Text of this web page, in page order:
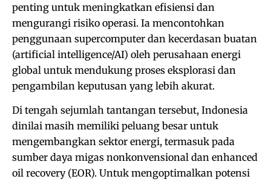
penting untuk meningkatkan efisiensi dan
mengurangi risiko operasi. Ia mencontohkan
penggunaan supercomputer dan kecerdasan buatan
(artificial intelligence/AI) oleh perusahaan energi
global untuk mendukung proses eksplorasi dan
pengambilan keputusan yang lebih akurat.
Di tengah sejumlah tantangan tersebut, Indonesia
dinilai masih memiliki peluang besar untuk
mengembangkan sektor energi, termasuk pada
sumber daya migas nonkonvensional dan enhanced
oil recovery (EOR). Untuk mengoptimalkan potensi